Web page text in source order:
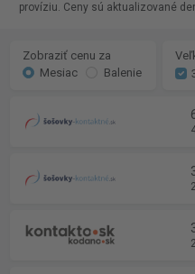
províziu. Ceny sú aktualizované
Zobraziť cenu za
Mesiac
Balenie